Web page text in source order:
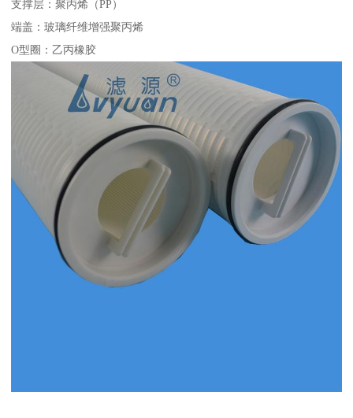
支撑层：聚丙烯（PP）
端盖：玻璃纤维增强聚丙烯
O型圈：乙丙橡胶